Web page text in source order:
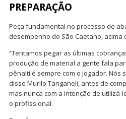
PREPARAÇÃO
Peça fundamental no processo de
desempenho do São Caetano,
“Tentamos pegar as últimas
produção de material a gente fala
pênalti é sempre com o jogador. Nós
disse Murilo Tanganeli, antes de
mas nunca com a intenção de
o profissional.